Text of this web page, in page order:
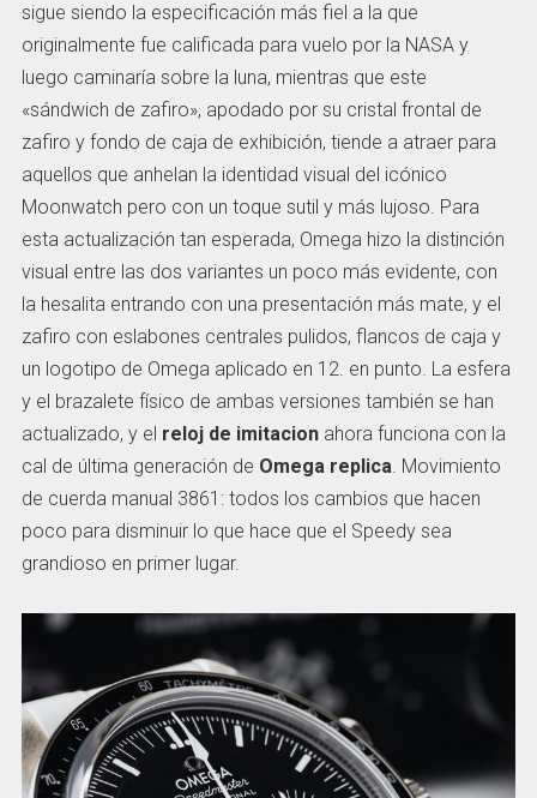
sigue siendo la especificación más fiel a la que
originalmente fue calificada para vuelo por la NASA y
luego caminaría sobre la luna, mientras que este
«sándwich de zafiro», apodado por su cristal frontal de
zafiro y fondo de caja de exhibición, tiende a atraer para
aquellos que anhelan la identidad visual del icónico
Moonwatch pero con un toque sutil y más lujoso. Para
esta actualización tan esperada, Omega hizo la distinción
visual entre las dos variantes un poco más evidente, con
la hesalita entrando con una presentación más mate, y el
zafiro con eslabones centrales pulidos, flancos de caja y
un logotipo de Omega aplicado en 12. en punto. La esfera
y el brazalete físico de ambas versiones también se han
actualizado, y el reloj de imitacionahora funciona con la
cal de última generación de Omega replica. Movimiento
de cuerda manual 3861: todos los cambios que hacen
poco para disminuir lo que hace que el Speedy sea
grandioso en primer lugar.